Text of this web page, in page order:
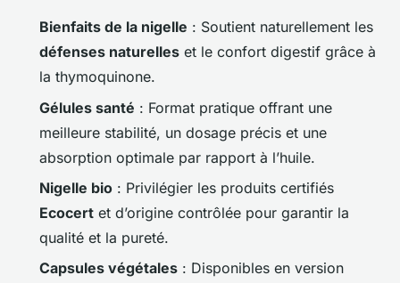
Bienfaits de la nigelle : Soutient naturellement les
défenses naturelles et le confort digestif grâce à
la thymoquinone.
Gélules santé : Format pratique offrant une
meilleure stabilité, un dosage précis et une
absorption optimale par rapport à l’huile.
Nigelle bio : Privilégier les produits certifiés
Ecocert et d’origine contrôlée pour garantir la
qualité et la pureté.
Capsules végétales : Disponibles en version